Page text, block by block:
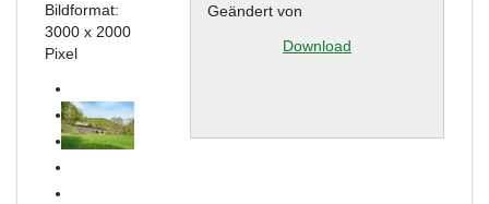
Bildformat:
3000 x 2000
Pixel
Geändert von
Download